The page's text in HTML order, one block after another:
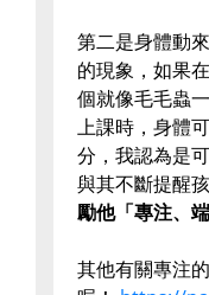
第二是身體動
的現象，如果
個就像毛毛蟲
上課時，身體
分，我認為是
與其不斷提醒
勵他「專注、
其他有關專注